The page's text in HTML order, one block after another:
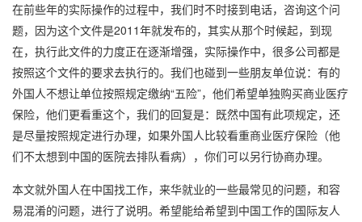
在前些年的实际操作的过程中，我们时不时接到电话，咨询这个问
题，因为这个文件是2011年就发布的，其实从那个时候起，到现
在，执行此文件的力度正在逐渐增强，实际操作中，很多公司都是
按照这个文件的要求去执行的。我们也碰到一些朋友单位说：有的
外国人不想让单位按照规定缴纳“五险”，他们希望单独购买商业医疗
保险，他们更看重这个，我们的回复是：既然中国有此项规定，还
是尽量按照规定进行办理，如果外国人比较看重商业医疗保险（他
们不太想到中国的医院去排队看病），你们可以另行协商办理。
本文就外国人在中国找工作，来华就业的一些最常见的问题，和容
易混淆的问题，进行了说明。希望能给希望到中国工作的国际友人